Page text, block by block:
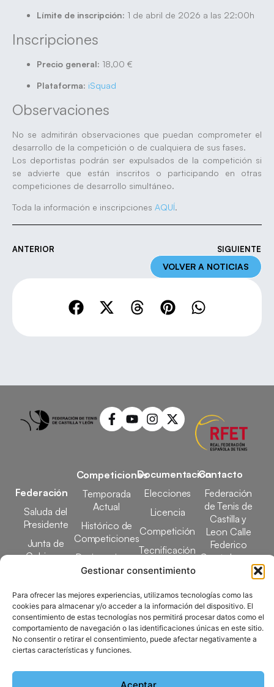
Gestionar consentimiento
Para ofrecer las mejores experiencias, utilizamos tecnologías como las
cookies para almacenar y/o acceder a la información del dispositivo. El
consentimiento de estas tecnologías nos permitirá procesar datos como el
comportamiento de navegación o las identificaciones únicas en este sitio.
No consentir o retirar el consentimiento, puede afectar negativamente a
ciertas características y funciones.
Aceptar
Límite de inscripción: 1 de abril de 2026 a las 22:00h
Inscripciones
Precio general: 18,00 €
Plataforma: iSquad
Observaciones
No se admitirán observaciones que puedan comprometer el
desarrollo de la competición o de cualquiera de sus fases.
Los deportistas podrán ser expulsados de la competición si
se advierte que están inscritos o participando en otras
competiciones de desarrollo simultáneo.
Toda la información e inscripciones AQUÍ.
ANTERIOR SIGUIENTE
VOLVER A NOTICIAS
Federación
Saluda del
Presidente
Junta de
Gobierno
Elecciones
Clubes
Federados
Competiciones
Temporada
Actual
Histórico de
Competiciones
Designaciones
Arbitrales
Documentación
Elecciones
Licencia
Competición
Tecnificación
Docencia
Contacto
Federación
de Tenis de
Castilla y
Leon Calle
Federico
García Lorca,
983 24 94 26
Copyright © 2025 Federación de Tenis de Castilla y León |
Desarrollado porTOOOLS